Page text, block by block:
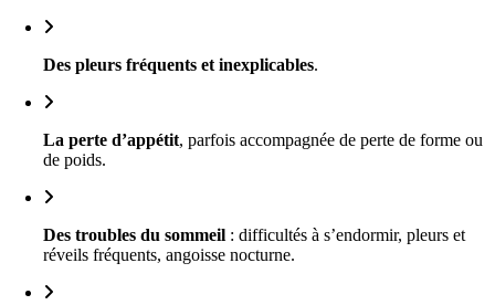
Des pleurs fréquents et inexplicables.
La perte d’appétit, parfois accompagnée de perte de forme ou
de poids.
Des troubles du sommeil : difficultés à s’endormir, pleurs et
réveils fréquents, angoisse nocturne.